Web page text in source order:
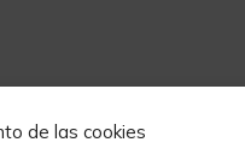
de las cookies